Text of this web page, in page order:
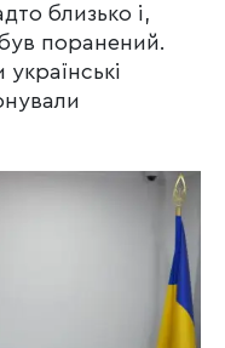
близько і,
поранений.